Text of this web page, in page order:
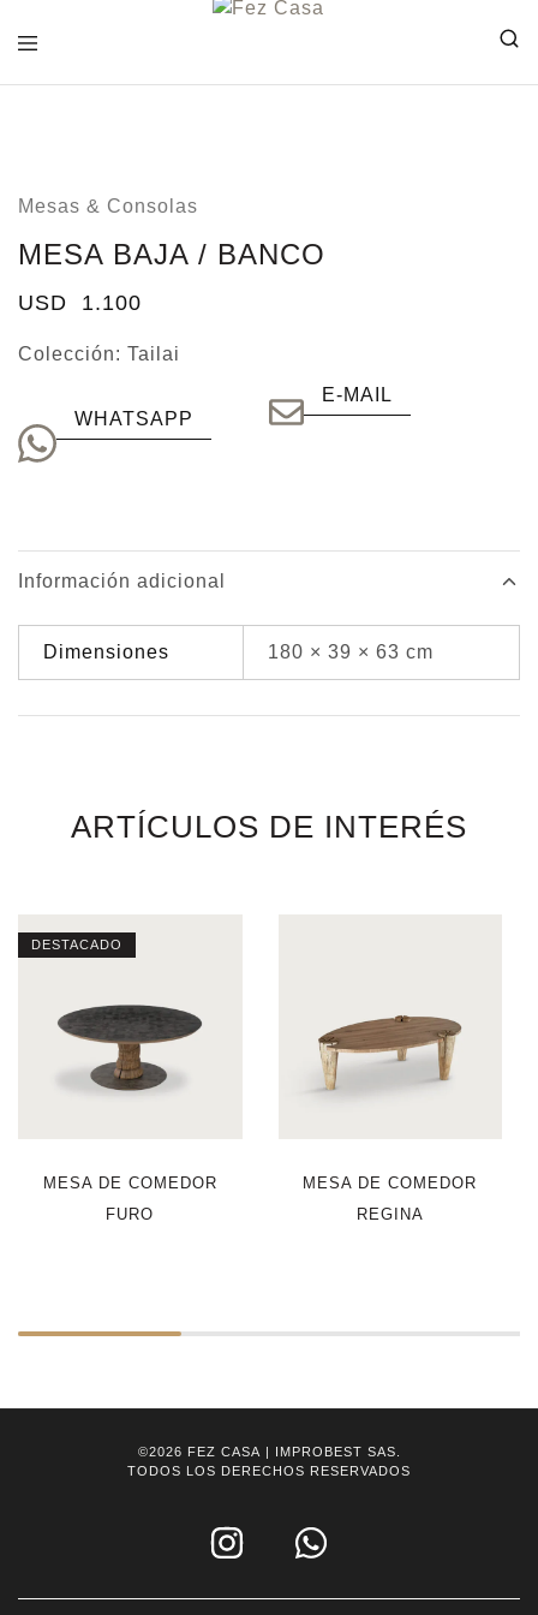
Mesas & Consolas
MESA BAJA / BANCO
USD 1.100
Colección: Tailai
WHATSAPP
E-MAIL
Información adicional
Dimensiones 180 × 39 × 63 cm
ARTÍCULOS DE INTERÉS
DESTACADO
MESA DE COMEDOR
FURO
MESA DE COMEDOR
REGINA
©2026 FEZ CASA | IMPROBEST SAS.
TODOS LOS DERECHOS RESERVADOS